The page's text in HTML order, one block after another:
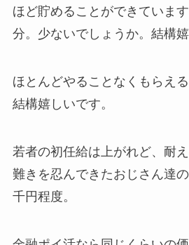
ほど貯めることができていま
分。少ないでしょうか。結構
ほとんどやることなくもらえ
結構嬉しいです。
若者の初任給は上がれど、 耐
難きを忍んできたおじさん達
千円程度。